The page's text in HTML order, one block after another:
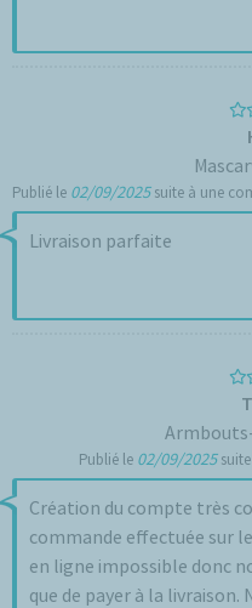
Publié le 02/09/2025suite à une
Livraison parfaite
Publié le 02/09/2025suite
Création du compte très
commande effectuée sur
en ligne impossible donc
que de payer à la livraison.